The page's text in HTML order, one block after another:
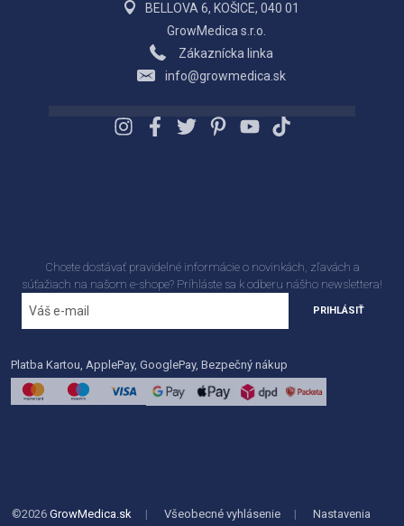
BELLOVA 6, KOŠICE, 040 01
GrowMedica s.r.o.
Zákaznícka linka
info@growmedica.sk
Chcete dostávať pravidelné informácie o novinkách, zľavách a
súťažiach na našom e-shope? Príhláste sa k odberu nášho newslettera!
PRIHLÁSIŤ
Platba Kartou, ApplePay, GooglePay, Bezpečný nákup
©2026 GrowMedica.sk | Všeobecné vyhlásenie |
Nastavenia